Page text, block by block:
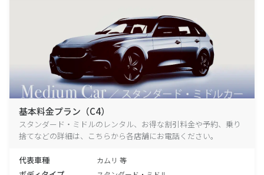
基本料金プラン（C4）
スタンダード・ミドルのレンタル、お得な割引料金や予約、乗り
捨てなどの詳細は、こちらから各店舗にお電話ください。
代表車種 カムリ 等